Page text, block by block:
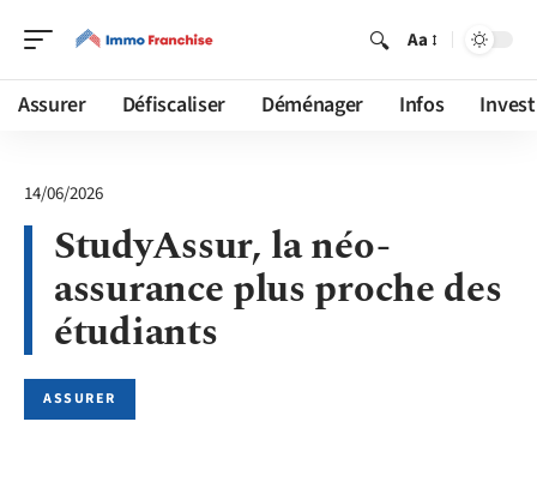
Aa
Assurer Défiscaliser Déménager Infos
14/06/2026
StudyAssur, la néo-
assurance plus proche des
étudiants
ASSURER